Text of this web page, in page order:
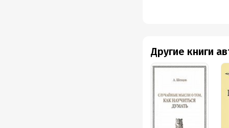
Другие книги